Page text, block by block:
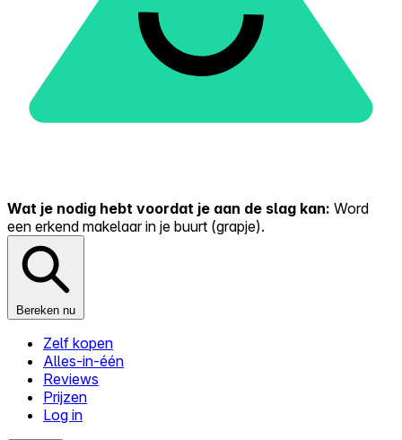
Wat je nodig hebt voordat je aan de slag kan: Word
een erkend makelaar in je buurt (grapje).
Bereken nu
Zelf kopen
Alles-in-één
Reviews
Prijzen
Log in